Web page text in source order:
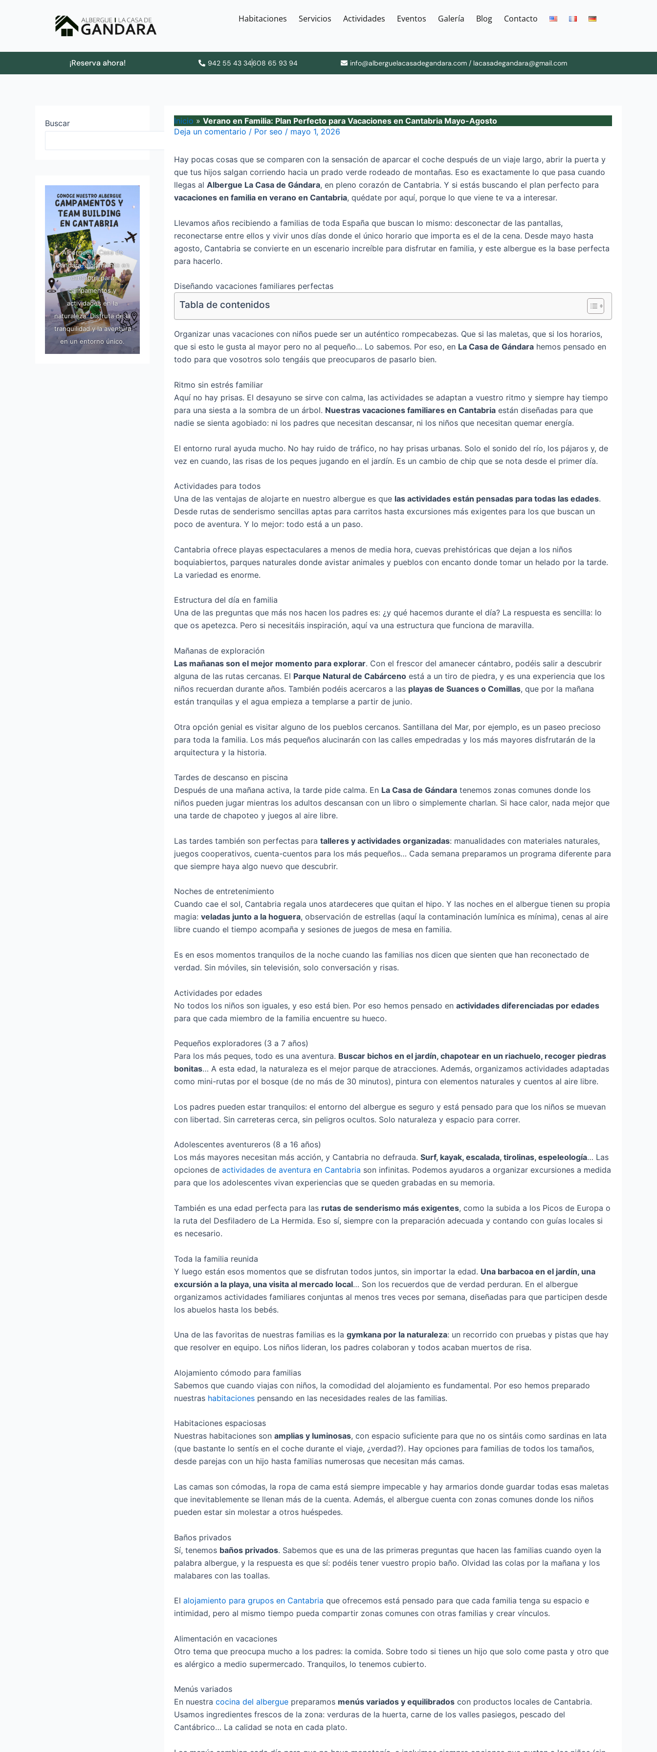
Habitaciones Servicios Actividades Eventos Galería Blog Contacto
¡Reserva ahora! 942 55 43 34608 65 93 94 info@alberguelacasadegandara.com / lacasadegandara@gmail.com
Buscar
Albergue la Casa de
Gandara, alojamiento en
cantabria para
campamentos y
actividades en la
naturaleza. Disfruta de la
tranquilidad y la aventura
en un entorno único.
Inicio » Verano en Familia: Plan Perfecto para Vacaciones en Cantabria Mayo-Agosto
Deja un comentario / Por seo / mayo 1, 2026
Hay pocas cosas que se comparen con la sensación de aparcar el coche después de un viaje largo, abrir la puerta y
que tus hijos salgan corriendo hacia un prado verde rodeado de montañas. Eso es exactamente lo que pasa cuando
llegas al Albergue La Casa de Gándara, en pleno corazón de Cantabria. Y si estás buscando el plan perfecto para
vacaciones en familia en verano en Cantabria, quédate por aquí, porque lo que viene te va a interesar.
Llevamos años recibiendo a familias de toda España que buscan lo mismo: desconectar de las pantallas,
reconectarse entre ellos y vivir unos días donde el único horario que importa es el de la cena. Desde mayo hasta
agosto, Cantabria se convierte en un escenario increíble para disfrutar en familia, y este albergue es la base perfecta
para hacerlo.
Diseñando vacaciones familiares perfectas
Tabla de contenidos
Organizar unas vacaciones con niños puede ser un auténtico rompecabezas. Que si las maletas, que si los horarios,
que si esto le gusta al mayor pero no al pequeño… Lo sabemos. Por eso, en La Casa de Gándara hemos pensado en
todo para que vosotros solo tengáis que preocuparos de pasarlo bien.
Ritmo sin estrés familiar
Aquí no hay prisas. El desayuno se sirve con calma, las actividades se adaptan a vuestro ritmo y siempre hay tiempo
para una siesta a la sombra de un árbol. Nuestras vacaciones familiares en Cantabria están diseñadas para que
nadie se sienta agobiado: ni los padres que necesitan descansar, ni los niños que necesitan quemar energía.
El entorno rural ayuda mucho. No hay ruido de tráfico, no hay prisas urbanas. Solo el sonido del río, los pájaros y, de
vez en cuando, las risas de los peques jugando en el jardín. Es un cambio de chip que se nota desde el primer día.
Actividades para todos
Una de las ventajas de alojarte en nuestro albergue es que las actividades están pensadas para todas las edades.
Desde rutas de senderismo sencillas aptas para carritos hasta excursiones más exigentes para los que buscan un
poco de aventura. Y lo mejor: todo está a un paso.
Cantabria ofrece playas espectaculares a menos de media hora, cuevas prehistóricas que dejan a los niños
boquiabiertos, parques naturales donde avistar animales y pueblos con encanto donde tomar un helado por la tarde.
La variedad es enorme.
Estructura del día en familia
Una de las preguntas que más nos hacen los padres es: ¿y qué hacemos durante el día? La respuesta es sencilla: lo
que os apetezca. Pero si necesitáis inspiración, aquí va una estructura que funciona de maravilla.
Mañanas de exploración
Las mañanas son el mejor momento para explorar. Con el frescor del amanecer cántabro, podéis salir a descubrir
alguna de las rutas cercanas. El Parque Natural de Cabárceno está a un tiro de piedra, y es una experiencia que los
niños recuerdan durante años. También podéis acercaros a las playas de Suances o Comillas, que por la mañana
están tranquilas y el agua empieza a templarse a partir de junio.
Otra opción genial es visitar alguno de los pueblos cercanos. Santillana del Mar, por ejemplo, es un paseo precioso
para toda la familia. Los más pequeños alucinarán con las calles empedradas y los más mayores disfrutarán de la
arquitectura y la historia.
Tardes de descanso en piscina
Después de una mañana activa, la tarde pide calma. En La Casa de Gándara tenemos zonas comunes donde los
niños pueden jugar mientras los adultos descansan con un libro o simplemente charlan. Si hace calor, nada mejor que
una tarde de chapoteo y juegos al aire libre.
Las tardes también son perfectas para talleres y actividades organizadas: manualidades con materiales naturales,
juegos cooperativos, cuenta-cuentos para los más pequeños… Cada semana preparamos un programa diferente para
que siempre haya algo nuevo que descubrir.
Noches de entretenimiento
Cuando cae el sol, Cantabria regala unos atardeceres que quitan el hipo. Y las noches en el albergue tienen su propia
magia: veladas junto a la hoguera, observación de estrellas (aquí la contaminación lumínica es mínima), cenas al aire
libre cuando el tiempo acompaña y sesiones de juegos de mesa en familia.
Es en esos momentos tranquilos de la noche cuando las familias nos dicen que sienten que han reconectado de
verdad. Sin móviles, sin televisión, solo conversación y risas.
Actividades por edades
No todos los niños son iguales, y eso está bien. Por eso hemos pensado en actividades diferenciadas por edades
para que cada miembro de la familia encuentre su hueco.
Pequeños exploradores (3 a 7 años)
Para los más peques, todo es una aventura. Buscar bichos en el jardín, chapotear en un riachuelo, recoger piedras
bonitas… A esta edad, la naturaleza es el mejor parque de atracciones. Además, organizamos actividades adaptadas
como mini-rutas por el bosque (de no más de 30 minutos), pintura con elementos naturales y cuentos al aire libre.
Los padres pueden estar tranquilos: el entorno del albergue es seguro y está pensado para que los niños se muevan
con libertad. Sin carreteras cerca, sin peligros ocultos. Solo naturaleza y espacio para correr.
Adolescentes aventureros (8 a 16 años)
Los más mayores necesitan más acción, y Cantabria no defrauda. Surf, kayak, escalada, tirolinas, espeleología… Las
opciones de actividades de aventura en Cantabria son infinitas. Podemos ayudaros a organizar excursiones a medida
para que los adolescentes vivan experiencias que se queden grabadas en su memoria.
También es una edad perfecta para las rutas de senderismo más exigentes, como la subida a los Picos de Europa o
la ruta del Desfiladero de La Hermida. Eso sí, siempre con la preparación adecuada y contando con guías locales si
es necesario.
Toda la familia reunida
Y luego están esos momentos que se disfrutan todos juntos, sin importar la edad. Una barbacoa en el jardín, una
excursión a la playa, una visita al mercado local… Son los recuerdos que de verdad perduran. En el albergue
organizamos actividades familiares conjuntas al menos tres veces por semana, diseñadas para que participen desde
los abuelos hasta los bebés.
Una de las favoritas de nuestras familias es la gymkana por la naturaleza: un recorrido con pruebas y pistas que hay
que resolver en equipo. Los niños lideran, los padres colaboran y todos acaban muertos de risa.
Alojamiento cómodo para familias
Sabemos que cuando viajas con niños, la comodidad del alojamiento es fundamental. Por eso hemos preparado
nuestras habitaciones pensando en las necesidades reales de las familias.
Habitaciones espaciosas
Nuestras habitaciones son amplias y luminosas, con espacio suficiente para que no os sintáis como sardinas en lata
(que bastante lo sentís en el coche durante el viaje, ¿verdad?). Hay opciones para familias de todos los tamaños,
desde parejas con un hijo hasta familias numerosas que necesitan más camas.
Las camas son cómodas, la ropa de cama está siempre impecable y hay armarios donde guardar todas esas maletas
que inevitablemente se llenan más de la cuenta. Además, el albergue cuenta con zonas comunes donde los niños
pueden estar sin molestar a otros huéspedes.
Baños privados
Sí, tenemos baños privados. Sabemos que es una de las primeras preguntas que hacen las familias cuando oyen la
palabra albergue, y la respuesta es que sí: podéis tener vuestro propio baño. Olvidad las colas por la mañana y los
malabares con las toallas.
El alojamiento para grupos en Cantabria que ofrecemos está pensado para que cada familia tenga su espacio e
intimidad, pero al mismo tiempo pueda compartir zonas comunes con otras familias y crear vínculos.
Alimentación en vacaciones
Otro tema que preocupa mucho a los padres: la comida. Sobre todo si tienes un hijo que solo come pasta y otro que
es alérgico a medio supermercado. Tranquilos, lo tenemos cubierto.
Menús variados
En nuestra cocina del albergue preparamos menús variados y equilibrados con productos locales de Cantabria.
Usamos ingredientes frescos de la zona: verduras de la huerta, carne de los valles pasiegos, pescado del
Cantábrico… La calidad se nota en cada plato.